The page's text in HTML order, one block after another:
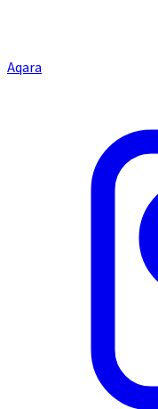
Aqara